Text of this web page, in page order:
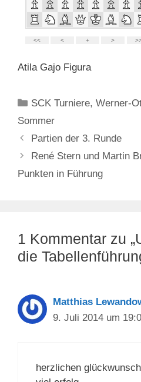
Atila Gajo Figura
Kategorien
SCK Turniere,Werner-
Sommer
Partien der 3. Runde
René Stern und Martin
Punkten in Führung
1 Kommentar zu
die
Matthias
9. Juli 2014 um
herzlichen